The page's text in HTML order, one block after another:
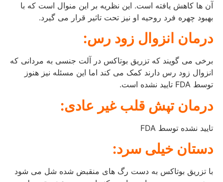
آن ها کاهش یافته است. این نظریه بر این منوال است که با
بهبود چهره فرد روحیه او نیز تحت تاثیر قرار می گیرد.
درمان انزوال زود رس:
برخی می گویند که تزریق بوتاکس در آلت جنسی به مردانی که
انزوال زود رس دارند کمک می کند اما این مسئله نیز هنوز
توسط FDA تایید نشده است.
درمان تپش قلب غیر عادی:
تایید نشده توسط FDA
دستان خیلی سرد:
با تزریق بوتاکس به دست رگ های منقبض شده شل می شود